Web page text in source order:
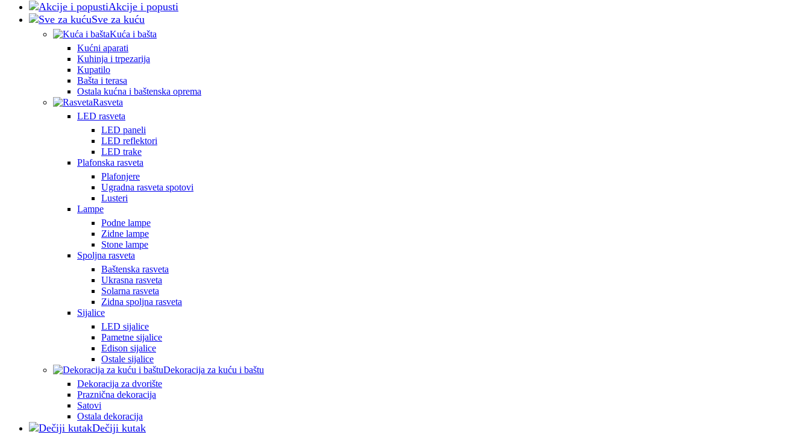
Akcije i popusti
Sve za kuću
Kuća i bašta
Kućni aparati
Kuhinja i trpezarija
Kupatilo
Bašta i terasa
Ostala kućna i baštenska oprema
Rasveta
LED rasveta
LED paneli
LED reflektori
LED trake
Plafonska rasveta
Plafonjere
Ugradna rasveta spotovi
Lusteri
Lampe
Podne lampe
Zidne lampe
Stone lampe
Spoljna rasveta
Baštenska rasveta
Ukrasna rasveta
Solarna rasveta
Zidna spoljna rasveta
Sijalice
LED sijalice
Pametne sijalice
Edison sijalice
Ostale sijalice
Dekoracija za kuću i baštu
Dekoracija za dvorište
Praznična dekoracija
Satovi
Ostala dekoracija
Dečiji kutak